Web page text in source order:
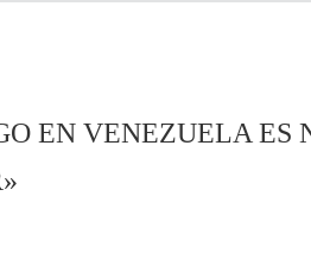
EN VENEZUELA ES